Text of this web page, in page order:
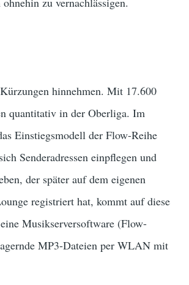
hinnehmen. Mit 17.600
quantitativ in der Oberliga. Im
Einstiegsmodell derFlow-Reihe
Senderadressen einpflegen und
der später auf dem eigenen
registriert hat, kommt auf diese
Musikserversoftware (Flow-
MP3-Dateien per WLAN mit